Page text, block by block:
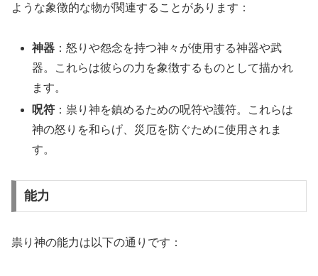
ような象徴的な物が関連することがあります：
神器 ：怒りや怨念を持つ神々が使用する神器や武
器。これらは彼らの力を象徴するものとして描かれ
ます。
呪符 ：祟り神を鎮めるための呪符や護符。これらは
神の怒りを和らげ、災厄を防ぐために使用されま
す。
能力
祟り神の能力は以下の通りです：